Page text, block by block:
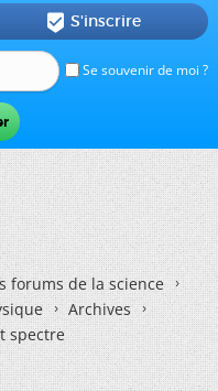
Se souvenir de moi ?
 S'inscrire
forums de la science
Archives
spectre